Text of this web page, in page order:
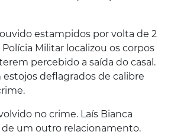
estampidos por volta de 2
Militar localizou os corpos
percebido a saída do casal.
estojos deflagrados de calibre
no crime. Laís Bianca
de um outro relacionamento.